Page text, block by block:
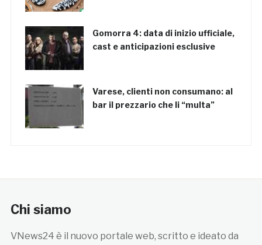
Gomorra 4: data di inizio ufficiale,
cast e anticipazioni esclusive
Varese, clienti non consumano: al
bar il prezzario che li “multa”
Chi siamo
VNews24 è il nuovo portale web, scritto e ideato da